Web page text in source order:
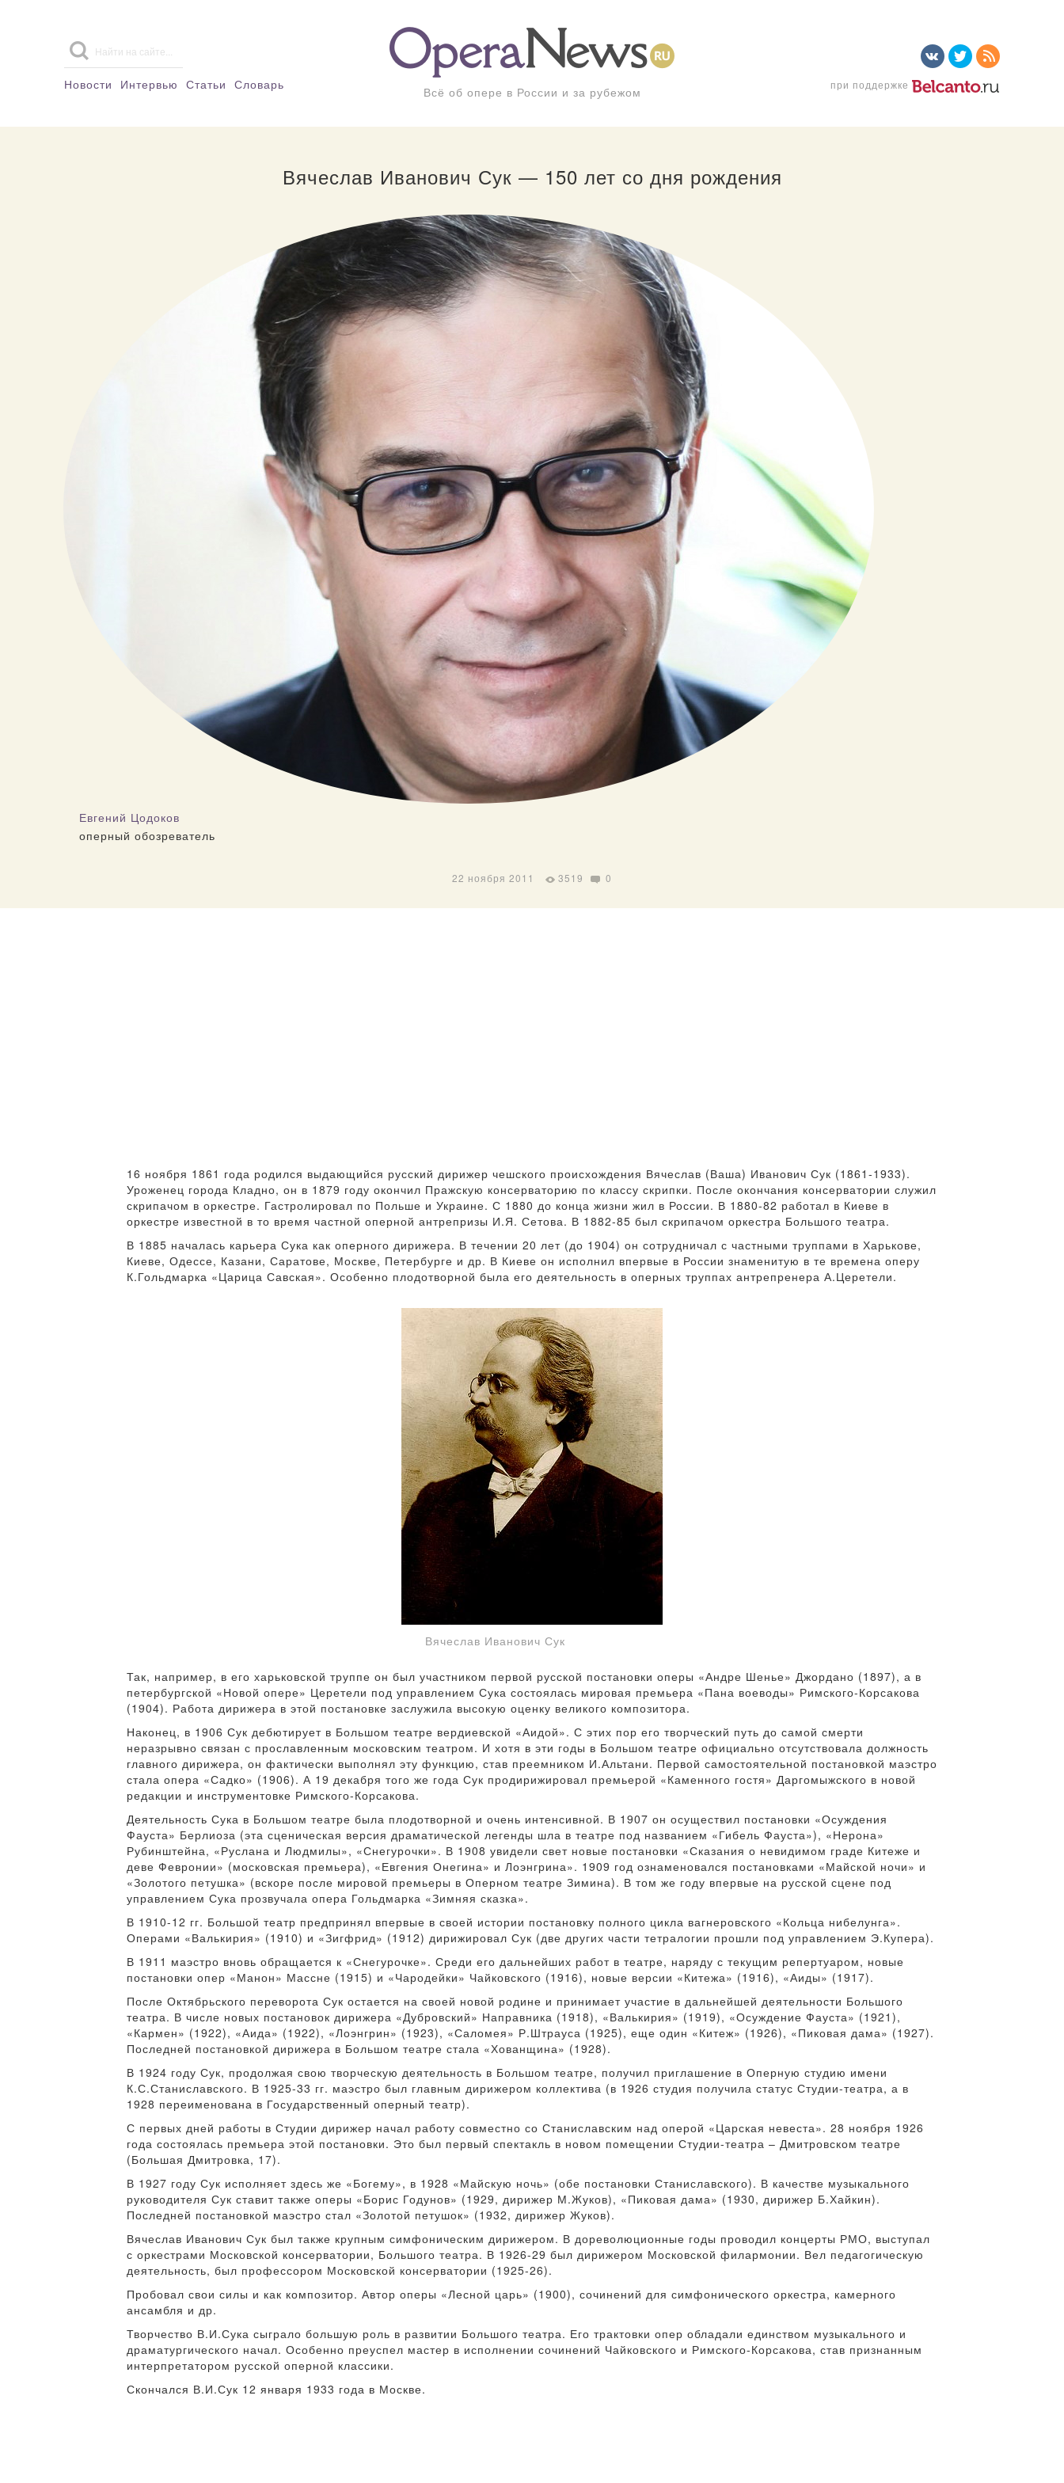
Новости Интервью Статьи Словарь Всё об опере в России и за рубежом при поддержке
Вячеслав Иванович Сук — 150 лет со дня рождения
Евгений Цодоков
оперный обозреватель
22 ноября 2011 3519 0
16 ноября 1861 года родился выдающийся русский дирижер чешского происхождения Вячеслав (Ваша) Иванович Сук (1861-1933).
Уроженец города Кладно, он в 1879 году окончил Пражскую консерваторию по классу скрипки. После окончания консерватории служил
скрипачом в оркестре. Гастролировал по Польше и Украине. С 1880 до конца жизни жил в России. В 1880-82 работал в Киеве в
оркестре известной в то время частной оперной антрепризы И.Я. Сетова. В 1882-85 был скрипачом оркестра Большого театра.
В 1885 началась карьера Сука как оперного дирижера. В течении 20 лет (до 1904) он сотрудничал с частными труппами в Харькове,
Киеве, Одессе, Казани, Саратове, Москве, Петербурге и др. В Киеве он исполнил впервые в России знаменитую в те времена оперу
К.Гольдмарка «Царица Савская». Особенно плодотворной была его деятельность в оперных труппах антрепренера А.Церетели.
Вячеслав Иванович Сук
Так, например, в его харьковской труппе он был участником первой русской постановки оперы «Андре Шенье» Джордано (1897), а в
петербургской «Новой опере» Церетели под управлением Сука состоялась мировая премьера «Пана воеводы» Римского-Корсакова
(1904). Работа дирижера в этой постановке заслужила высокую оценку великого композитора.
Наконец, в 1906 Сук дебютирует в Большом театре вердиевской «Аидой». С этих пор его творческий путь до самой смерти
неразрывно связан с прославленным московским театром. И хотя в эти годы в Большом театре официально отсутствовала должность
главного дирижера, он фактически выполнял эту функцию, став преемником И.Альтани. Первой самостоятельной постановкой маэстро
стала опера «Садко» (1906). А 19 декабря того же года Сук продирижировал премьерой «Каменного гостя» Даргомыжского в новой
редакции и инструментовке Римского-Корсакова.
Деятельность Сука в Большом театре была плодотворной и очень интенсивной. В 1907 он осуществил постановки «Осуждения
Фауста» Берлиоза (эта сценическая версия драматической легенды шла в театре под названием «Гибель Фауста»), «Нерона»
Рубинштейна, «Руслана и Людмилы», «Снегурочки». В 1908 увидели свет новые постановки «Сказания о невидимом граде Китеже и
деве Февронии» (московская премьера), «Евгения Онегина» и Лоэнгрина». 1909 год ознаменовался постановками «Майской ночи» и
«Золотого петушка» (вскоре после мировой премьеры в Оперном театре Зимина). В том же году впервые на русской сцене под
управлением Сука прозвучала опера Гольдмарка «Зимняя сказка».
В 1910-12 гг. Большой театр предпринял впервые в своей истории постановку полного цикла вагнеровского «Кольца нибелунга».
Операми «Валькирия» (1910) и «Зигфрид» (1912) дирижировал Сук (две других части тетралогии прошли под управлением Э.Купера).
В 1911 маэстро вновь обращается к «Снегурочке». Среди его дальнейших работ в театре, наряду с текущим репертуаром, новые
постановки опер «Манон» Массне (1915) и «Чародейки» Чайковского (1916), новые версии «Китежа» (1916), «Аиды» (1917).
После Октябрьского переворота Сук остается на своей новой родине и принимает участие в дальнейшей деятельности Большого
театра. В числе новых постановок дирижера «Дубровский» Направника (1918), «Валькирия» (1919), «Осуждение Фауста» (1921),
«Кармен» (1922), «Аида» (1922), «Лоэнгрин» (1923), «Саломея» Р.Штрауса (1925), еще один «Китеж» (1926), «Пиковая дама» (1927).
Последней постановкой дирижера в Большом театре стала «Хованщина» (1928).
В 1924 году Сук, продолжая свою творческую деятельность в Большом театре, получил приглашение в Оперную студию имени
К.С.Станиславского. В 1925-33 гг. маэстро был главным дирижером коллектива (в 1926 студия получила статус Студии-театра, а в
1928 переименована в Государственный оперный театр).
С первых дней работы в Студии дирижер начал работу совместно со Станиславским над оперой «Царская невеста». 28 ноября 1926
года состоялась премьера этой постановки. Это был первый спектакль в новом помещении Студии-театра – Дмитровском театре
(Большая Дмитровка, 17).
В 1927 году Сук исполняет здесь же «Богему», в 1928 «Майскую ночь» (обе постановки Станиславского). В качестве музыкального
руководителя Сук ставит также оперы «Борис Годунов» (1929, дирижер М.Жуков), «Пиковая дама» (1930, дирижер Б.Хайкин).
Последней постановкой маэстро стал «Золотой петушок» (1932, дирижер Жуков).
Вячеслав Иванович Сук был также крупным симфоническим дирижером. В дореволюционные годы проводил концерты РМО, выступал
с оркестрами Московской консерватории, Большого театра. В 1926-29 был дирижером Московской филармонии. Вел педагогическую
деятельность, был профессором Московской консерватории (1925-26).
Пробовал свои силы и как композитор. Автор оперы «Лесной царь» (1900), сочинений для симфонического оркестра, камерного
ансамбля и др.
Творчество В.И.Сука сыграло большую роль в развитии Большого театра. Его трактовки опер обладали единством музыкального и
драматургического начал. Особенно преуспел мастер в исполнении сочинений Чайковского и Римского-Корсакова, став признанным
интерпретатором русской оперной классики.
Скончался В.И.Сук 12 января 1933 года в Москве.